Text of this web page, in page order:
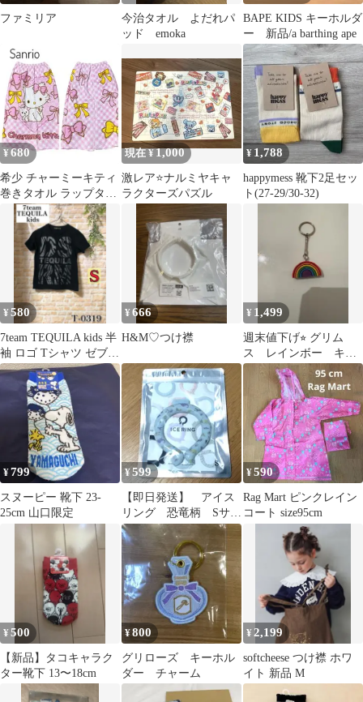
ファミリア
今治タオル よだれパ
ッド emoka
BAPE KIDS キーホルダ
ー 新品/a barthing ape
¥ 680
希少 チャーミーキティ
巻きタオル ラップタオ
ル プールタオル ピンク
サンリオ
現在 ¥1,000
激レア⭐️ナルミヤキャ
ラクターズパズル
¥ 1,788
happymess 靴下2足セッ
ト(27-29/30-32)
¥580
7team TEQUILA kids 半
袖 ロゴ Tシャツ ゼブラ
ラメ S
¥666
H&M♡つけ襟
¥ 1,499
週末値下げ⭐︎ グリム
ス レインボー キー
ホルダー
¥799
スヌーピー 靴下 23-
25cm 山口限定
¥599
【即日発送】 アイス
リング 恐竜柄 Sサイ
ズ BREEZE ブリー
ズ ネック 青
¥590
Rag Mart ピンクレイン
コート size95cm
¥500
【新品】タコキャラク
ター靴下 13〜18cm
¥800
グリローズ キーホル
ダー チャーム
¥ 2,199
softcheese つけ襟 ホワ
イト 新品 M